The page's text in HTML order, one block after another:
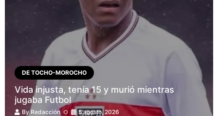
DE TOCHO-MOROCHO
Vida injusta, tenía 15 y murió mientras
jugaba Futbol
ByRedacción 5 agosto, 2026